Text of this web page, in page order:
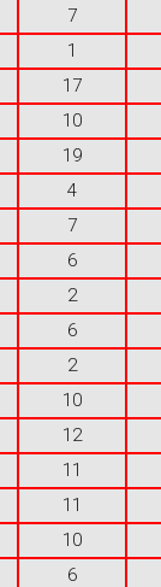
7
1
17
10
19
4
7
6
2
6
2
10
12
11
11
10
6